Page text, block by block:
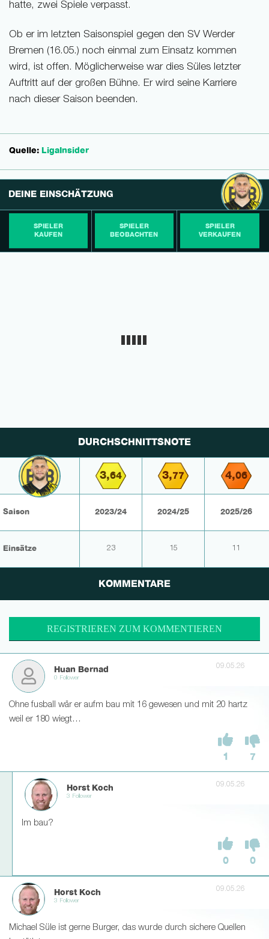
hatte, zwei Spiele verpasst.
Ob er im letzten Saisonspiel gegen den SV Werder
Bremen (16.05.) noch einmal zum Einsatz kommen
wird, ist offen. Möglicherweise war dies Süles letzter
Auftritt auf der großen Bühne. Er wird seine Karriere
nach dieser Saison beenden.
Quelle: LigaInsider
DEINE EINSCHÄTZUNG
SPIELER
KAUFEN
SPIELER
BEOBACHTEN
SPIELER
VERKAUFEN
DURCHSCHNITTSNOTE
3,64 3,77 4,06
Saison 2023/24 2024/25 2025/26
Einsätze 23 15 11
KOMMENTARE
REGISTRIEREN ZUM KOMMENTIEREN
Huan Bernad
0 Follower
09.05.26
Ohne fusball wär er aufm bau mit 16 gewesen und mit 20 hartz
weil er 180 wiegt…
1 7
Horst Koch
3 Follower
09.05.26
Im bau?
0 0
Horst Koch
3 Follower
09.05.26
Michael Süle ist gerne Burger, das wurde durch sichere Quellen